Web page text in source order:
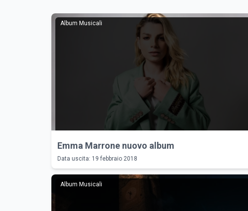
Album Musicali
Emma Marrone nuovo album
Data uscita: 19 febbraio 2018
Album Musicali